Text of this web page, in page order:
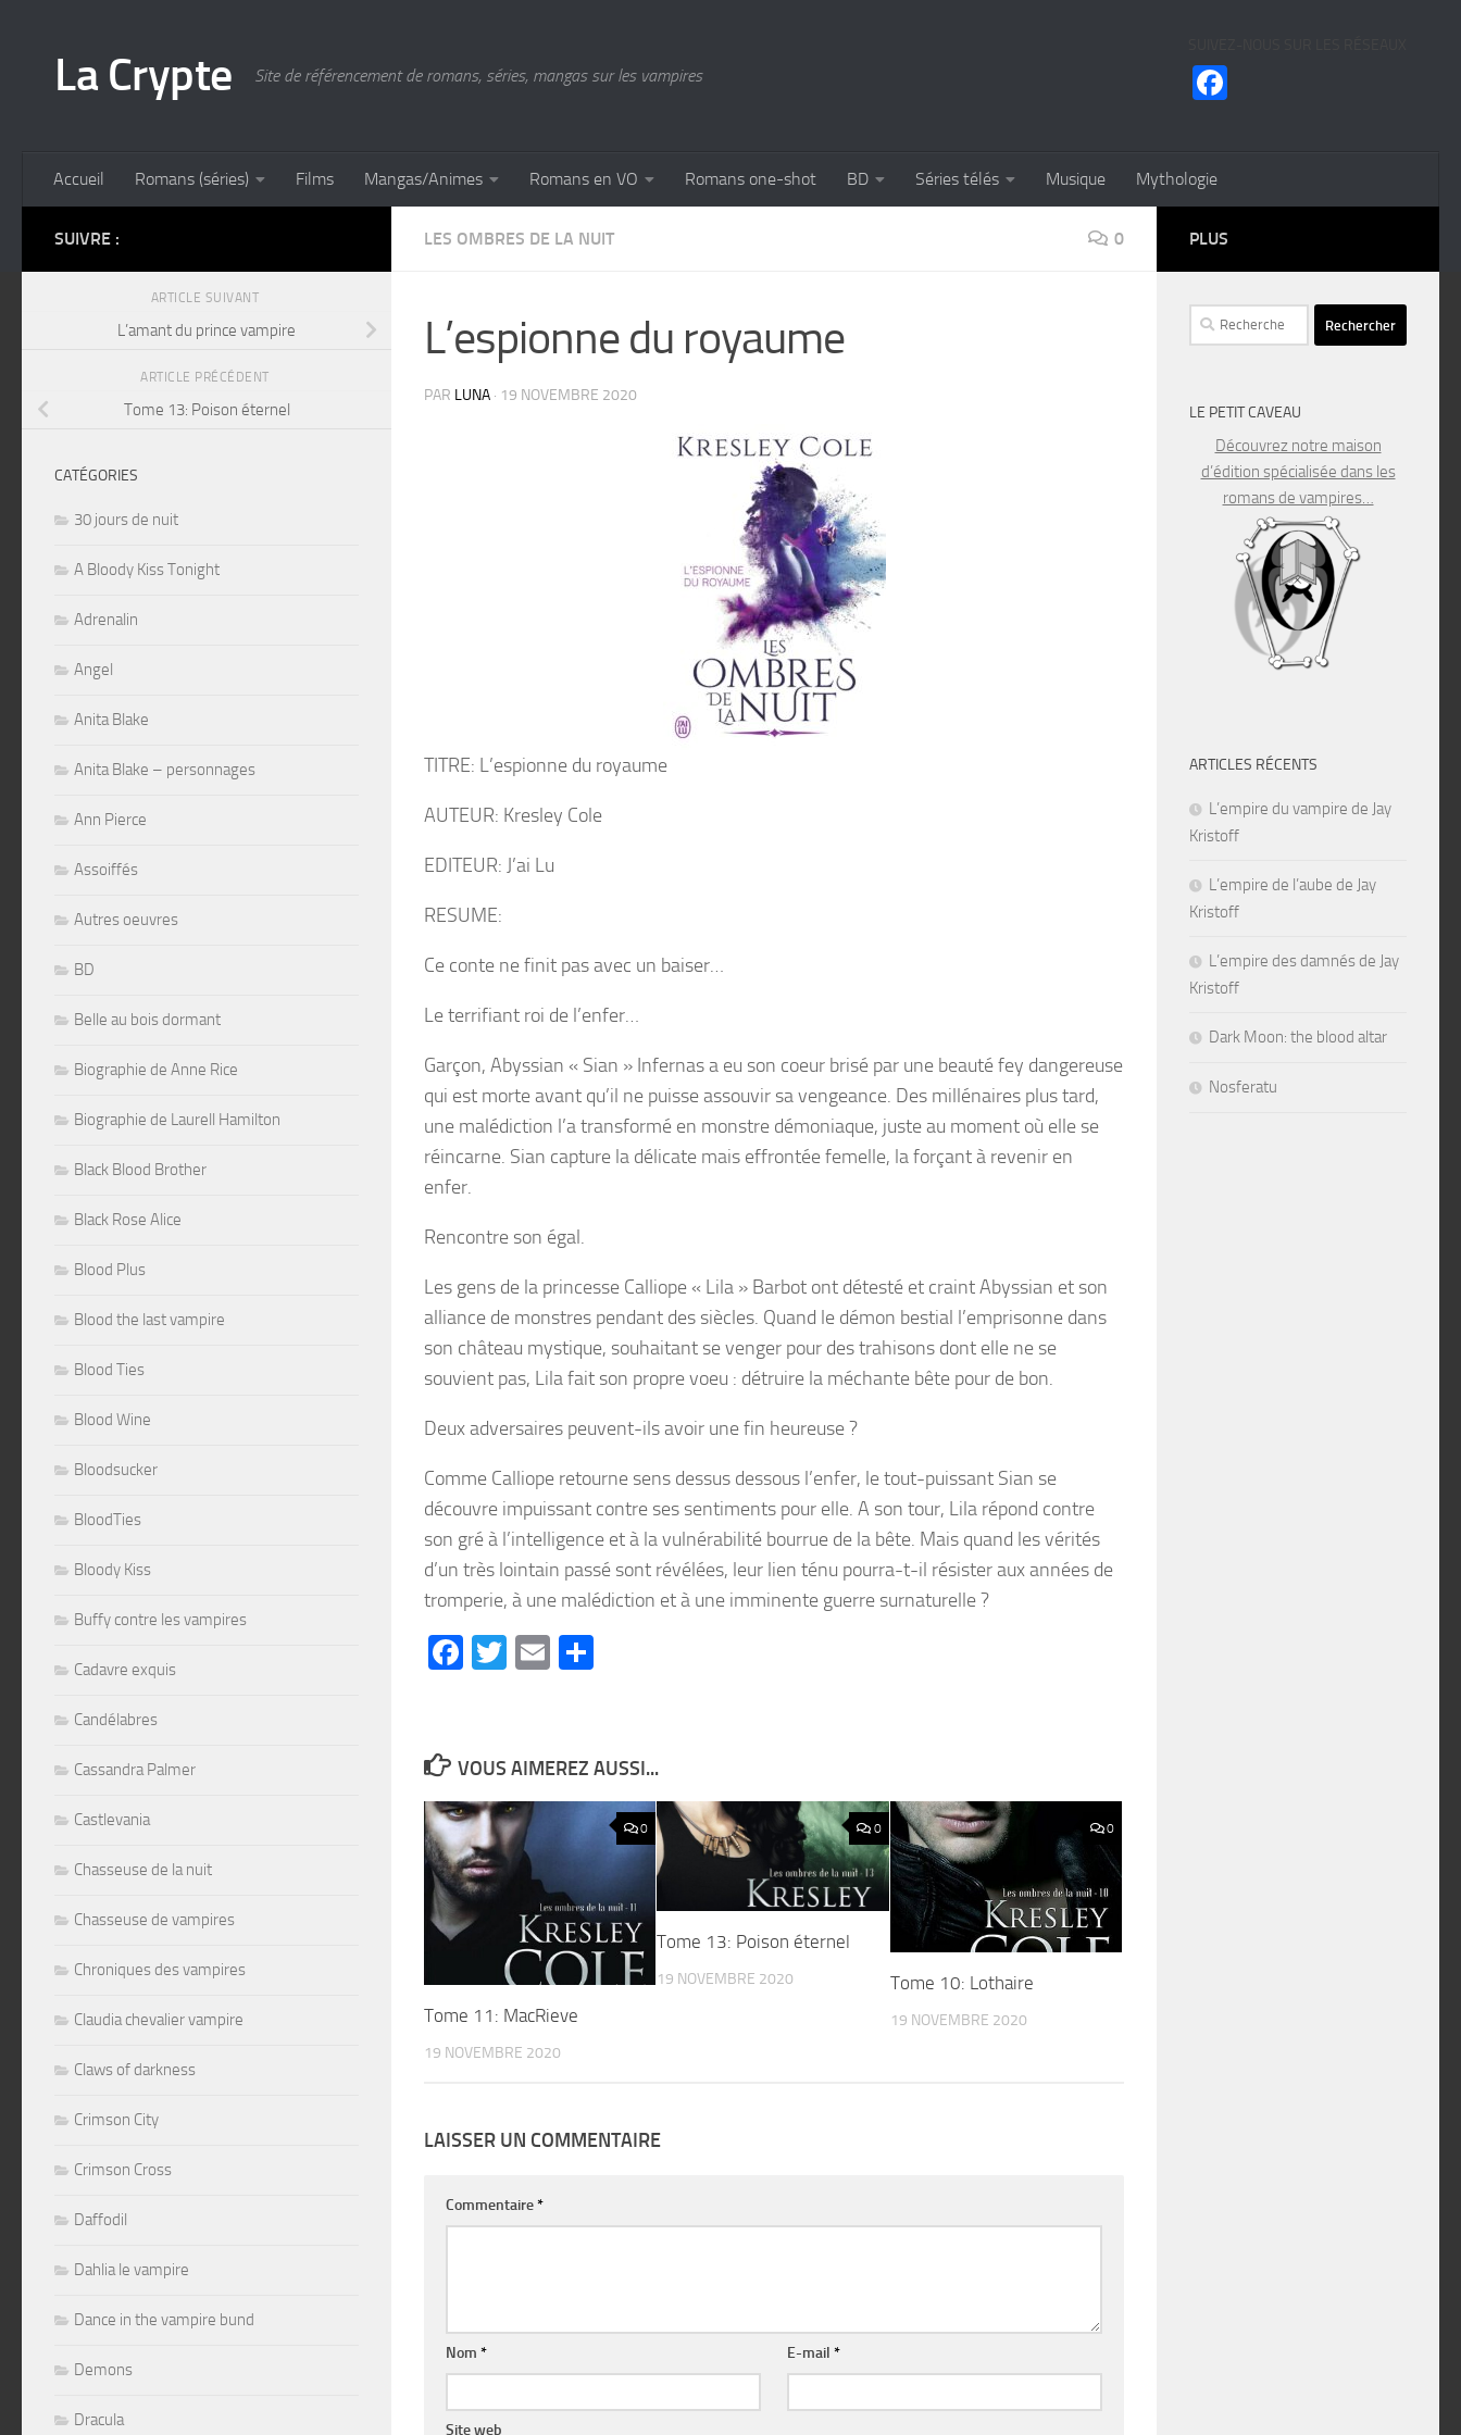
La Crypte Site de référencement de romans, séries, mangas sur les vampires
Accueil Romans (séries) Films Mangas/Animes Romans en VO Romans one-shot BD Séries télés Musique Mythologie
LES OMBRES DE LA NUIT 0
L’espionne du royaume
PAR LUNA · 19 NOVEMBRE 2020
TITRE: L’espionne du royaume
AUTEUR: Kresley Cole
EDITEUR: J’ai Lu
RESUME:
Ce conte ne finit pas avec un baiser…
Le terrifiant roi de l’enfer…
Garçon, Abyssian « Sian » Infernas a eu son coeur brisé par une beauté fey dangereuse
qui est morte avant qu’il ne puisse assouvir sa vengeance. Des millénaires plus tard,
une malédiction l’a transformé en monstre démoniaque, juste au moment où elle se
réincarne. Sian capture la délicate mais effrontée femelle, la forçant à revenir en
enfer.
Rencontre son égal.
Les gens de la princesse Calliope « Lila » Barbot ont détesté et craint Abyssian et son
alliance de monstres pendant des siècles. Quand le démon bestial l’emprisonne dans
son château mystique, souhaitant se venger pour des trahisons dont elle ne se
souvient pas, Lila fait son propre voeu : détruire la méchante bête pour de bon.
Deux adversaires peuvent-ils avoir une fin heureuse ?
Comme Calliope retourne sens dessus dessous l’enfer, le tout-puissant Sian se
découvre impuissant contre ses sentiments pour elle. A son tour, Lila répond contre
son gré à l’intelligence et à la vulnérabilité bourrue de la bête. Mais quand les vérités
d’un très lointain passé sont révélées, leur lien ténu pourra-t-il résister aux années de
tromperie, à une malédiction et à une imminente guerre surnaturelle ?
Facebook
Twitter
Email
VOUS AIMEREZ AUSSI...
0
Tome 11: MacRieve
19 NOVEMBRE 2020
0
Tome 13: Poison éternel
19 NOVEMBRE 2020
0
Tome 10: Lothaire
19 NOVEMBRE 2020
LAISSER UN COMMENTAIRE
Commentaire*
Nom * E-mail*
Site web
SUIVRE :
ARTICLE SUIVANT
L’amant du prince vampire
ARTICLE PRÉCÉDENT
Tome 13: Poison éternel
CATÉGORIES
30 jours de nuit
A Bloody Kiss Tonight
Adrenalin
Angel
Anita Blake
Anita Blake – personnages
Ann Pierce
Assoiffés
Autres oeuvres
BD
Belle au bois dormant
Biographie de Anne Rice
Biographie de Laurell Hamilton
Black Blood Brother
Black Rose Alice
Blood Plus
Blood the last vampire
Blood Ties
Blood Wine
Bloodsucker
BloodTies
Bloody Kiss
Buffy contre les vampires
Cadavre exquis
Candélabres
Cassandra Palmer
Castlevania
Chasseuse de la nuit
Chasseuse de vampires
Chroniques des vampires
Claudia chevalier vampire
Claws of darkness
Crimson City
Crimson Cross
Daffodil
Dahlia le vampire
Dance in the vampire bund
Demons
Dracula
PLUS
Rechercher :
LE PETIT CAVEAU
Découvrez notre maison
d’édition spécialisée dans les
romans de vampires…
ARTICLES RÉCENTS
L’empire du vampire de Jay
Kristoff
L’empire de l’aube de Jay
Kristoff
L’empire des damnés de Jay
Kristoff
Dark Moon: the blood altar
Nosferatu